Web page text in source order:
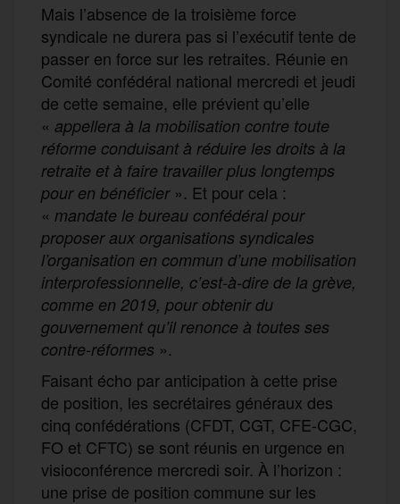
Mais l’absence de la troisième force
syndicale ne durera pas si l’exécutif tente de
passer en force sur les retraites. Réunie en
Comité confédéral national mercredi et jeudi
de cette semaine, elle prévient qu’elle
« appellera à la mobilisation contre toute
réforme conduisant à réduire les droits à la
retraite et à faire travailler plus longtemps
pour en bénéficier». Et pour cela :
« mandate le bureau confédéral pour
proposer aux organisations syndicales
l’organisation en commun d’une mobilisation
interprofessionnelle, c’est-à-dire de la grève,
comme en 2019, pour obtenir du
gouvernement qu’il renonce à toutes ses
contre-réformes ».
Faisant écho par anticipation à cette prise
de position, les secrétaires généraux des
cinq confédérations (CFDT, CGT, CFE-CGC,
FO et CFTC) se sont réunis en urgence en
visioconférence mercredi soir. À l’horizon :
une prise de position commune sur les